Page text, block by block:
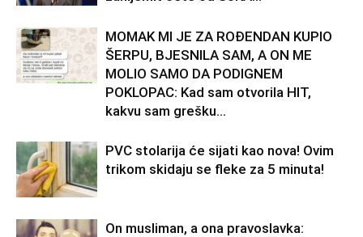
MOMAK MI JE ZA ROĐENDAN KUPIO
ŠERPU, BJESNILA SAM, A ON ME
MOLIO SAMO DA PODIGNEM
POKLOPAC: Kad sam otvorila HIT,
kakvu sam grešku...
PVC stolarija će sijati kao nova! Ovim
trikom skidaju se fleke za 5 minuta!
On musliman, a ona pravoslavka: